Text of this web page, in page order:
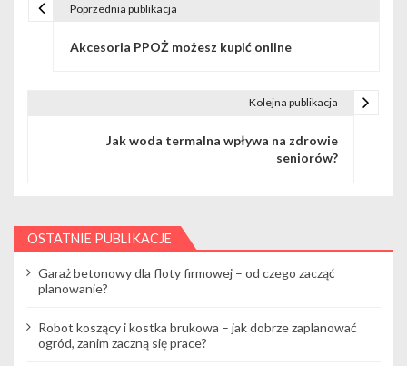
c
j
w
p
Poprzednia publikacja
Akcesoria PPOŻ możesz kupić online
Kolejna publikacja
Jak woda termalna wpływa na zdrowie
seniorów?
OSTATNIE PUBLIKACJE
Garaż betonowy dla floty firmowej – od czego zacząć
planowanie?
Robot koszący i kostka brukowa – jak dobrze zaplanować
ogród, zanim zaczną się prace?